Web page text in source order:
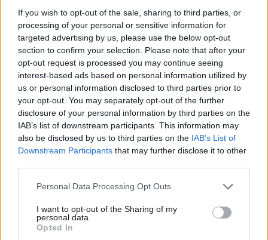
If you wish to opt-out of the sale, sharing to third parties, or
processing of your personal or sensitive information for
targeted advertising by us, please use the below opt-out
section to confirm your selection. Please note that after your
opt-out request is processed you may continue seeing
interest-based ads based on personal information utilized by
us or personal information disclosed to third parties prior to
your opt-out. You may separately opt-out of the further
disclosure of your personal information by third parties on the
IAB’s list of downstream participants. This information may
also be disclosed by us to third parties on the IAB’s List of
Downstream Participants that may further disclose it to other
Please note that this website/app uses one or more Google
not limited to your visit or usage behaviour. You may click to
grant or deny consent to Google and its third-party tags to
use your data for below specified purposes in below Google
Personal Data Processing Opt Outs
I want to opt-out of the Sharing of my
personal data.
Opted In
4 ΣΧΌΛΙΑ ΑΝΑΓΝΩΣΤΏΝ
ΠΡΟΣΘΕΣΤΕ ΤΟ ΣΧΟΛΙΟ ΣΑΣ